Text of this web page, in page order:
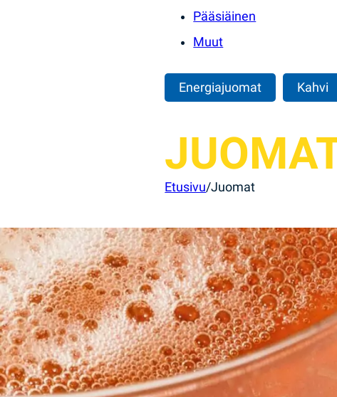
Pääsiäinen
Muut
Energiajuomat Kahvi
Etusivu/Juomat